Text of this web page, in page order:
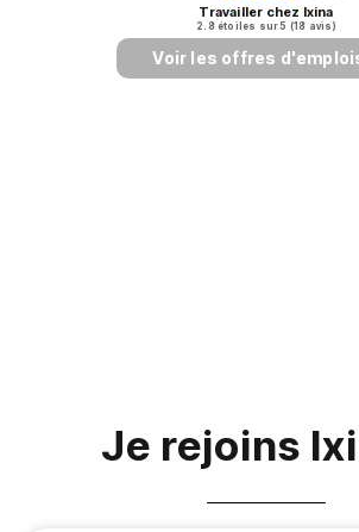
Travailler chez Ixina
2.8étoiles sur 5 (18 avis )
Voir les offres
Je rejoins